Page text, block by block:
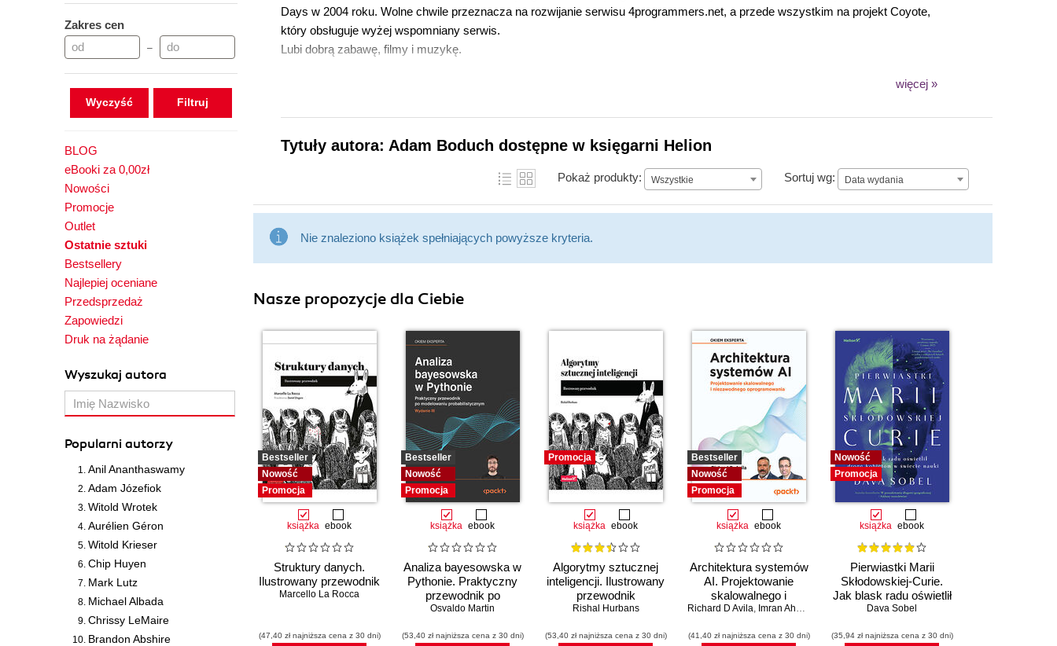
Zakres cen
–
Wyczyść
BLOG
eBooki za 0,00zł
Nowości
Promocje
Outlet
Ostatnie sztuki
Bestsellery
Najlepiej oceniane
Przedsprzedaż
Zapowiedzi
Druk na żądanie
Wyszukaj autora
Popularni autorzy
Anil Ananthaswamy
Adam Józefiok
Witold Wrotek
Aurélien Géron
Witold Krieser
Chip Huyen
Mark Lutz
Michael Albada
Chrissy LeMaire
Brandon Abshire
Days w 2004 roku. Wolne chwile przeznacza na rozwijanie serwisu 4programmers.net, a przede wszystkim na projekt Coyote,
który obsługuje wyżej wspomniany serwis.
Lubi dobrą zabawę, filmy i muzykę.
więcej »
Tytuły autora: Adam Boduch dostępne w księgarni Helion
Pokaż produkty: Wszystkie Sortuj wg: Data wydania
Data wydania
Nie znaleziono książek spełniających powyższe kryteria.
Nasze propozycje dla Ciebie
Bestseller
Nowość
Promocja
książka ebook
Struktury danych.
Ilustrowany przewodnik
Marcello La Rocca
(47,40 zł najniższa cena z 30 dni)
Bestseller
Nowość
Promocja
książka ebook
Analiza bayesowska w
Pythonie. Praktyczny
przewodnik po
modelowaniu
Wydanie III
Osvaldo Martin
(53,40 zł najniższa cena z 30 dni)
Promocja
książka ebook
Algorytmy sztucznej
inteligencji. Ilustrowany
przewodnik
Rishal Hurbans
(53,40 zł najniższa cena z 30 dni)
Bestseller
Nowość
Promocja
książka ebook
Architektura systemów
AI. Projektowanie
skalowalnego i
niezawodnego
Richard D Avila, Imran Ahmad
(41,40 zł najniższa cena z 30 dni)
Nowość
Promocja
książka ebook
Pierwiastki Marii
Skłodowskiej-Curie.
Jak blask radu oświetlił
drogę kobietom w
Dava Sobel
(35,94 zł najniższa cena z 30 dni)